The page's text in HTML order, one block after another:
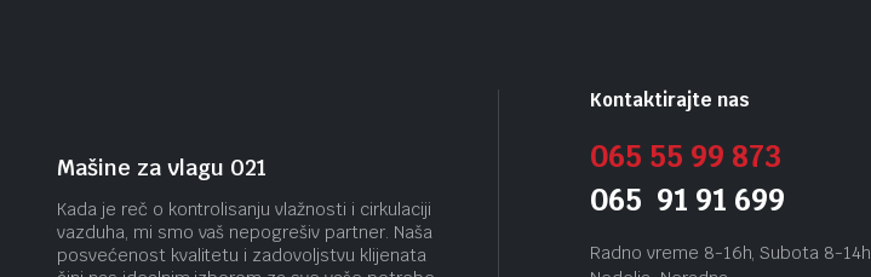
Mašine za vlagu 021
Kada je reč o kontrolisanju vlažnosti i cirkulaciji
vazduha, mi smo vaš nepogrešiv partner. Naša
posvećenost kvalitetu i zadovoljstvu klijenata
Kontaktirajte nas
065 55 99 873
065 91 91 699
Radno vreme 8-16h, Subota 8-14h